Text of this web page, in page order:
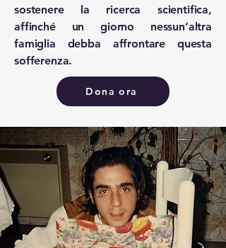
sostenere la ricerca scientifica,
affinché un giorno nessun’altra
famiglia debba affrontare questa
sofferenza.
Dona ora